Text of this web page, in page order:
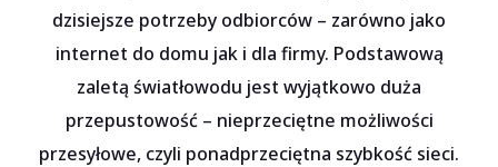
dzisiejsze potrzeby odbiorców – zarówno jako
internet do domu jak i dla firmy. Podstawową
zaletą światłowodu jest wyjątkowo duża
przepustowość – nieprzeciętne możliwości
przesyłowe, czyli ponadprzeciętna szybkość sieci.